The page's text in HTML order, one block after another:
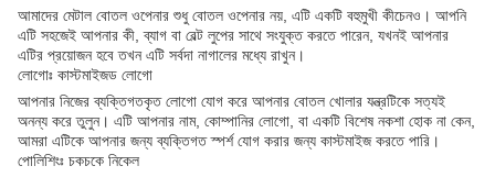
আমাদের মেটাল বোতল ওপেনার শুধু বোতল ওপেনার নয়, এটি একটি বহুমুখী কীচেনও। আপনি
এটি সহজেই আপনার কী, ব্যাগ বা বেল্ট লুপের সাথে সংযুক্ত করতে পারেন, যখনই আপনার
এটির প্রয়োজন হবে তখন এটি সর্বদা নাগালের মধ্যে রাখুন।
লোগোঃ কাস্টমাইজড লোগো
আপনার নিজের ব্যক্তিগতকৃত লোগো যোগ করে আপনার বোতল খোলার যন্ত্রটিকে সত্যই
অনন্য করে তুলুন। এটি আপনার নাম, কোম্পানির লোগো, বা একটি বিশেষ নকশা হোক না কেন,
আমরা এটিকে আপনার জন্য ব্যক্তিগত স্পর্শ যোগ করার জন্য কাস্টমাইজ করতে পারি।
পোলিশিংঃ চকচকে নিকেল